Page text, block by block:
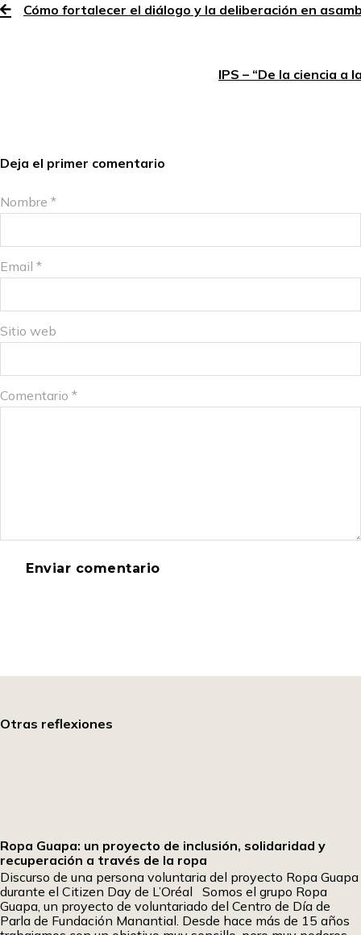
Cómo fortalecer el diálogo y la deliberación en
IPS – “De la ciencia a
Deja el primer comentario
Nombre *
Email *
Sitio web
Comentario *
Otras reflexiones
Ropa Guapa: un proyecto de inclusión, solidaridad y
recuperación a través de la ropa
Discurso de una persona voluntaria del proyecto Ropa Guapa
durante el Citizen Day de L’Oréal Somos el grupo Ropa
Guapa, un proyecto de voluntariado del Centro de Día de
Parla de Fundación Manantial. Desde hace más de 15 años